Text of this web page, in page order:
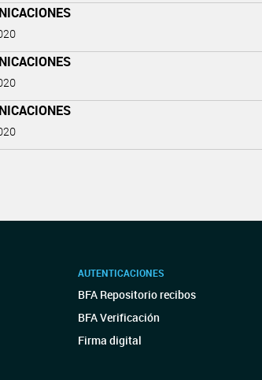
AUTENTICACIONES
BFA Repositorio recibos
BFA Verificación
Firma digital